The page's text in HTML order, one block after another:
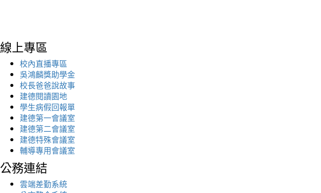
線上專區
校內直播專區
吳鴻麟獎助學金
校長爸爸說故事
建德閱讀園地
學生病假回報單
建德第一會議室
建德第二會議室
建德特殊會議室
輔導專用會議室
公務連結
雲端差勤系統